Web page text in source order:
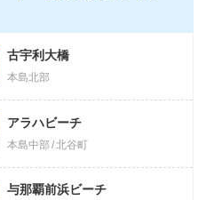
古宇利大橋
本島北部
アラハビーチ
本島中部 北谷町
与那覇前浜ビーチ